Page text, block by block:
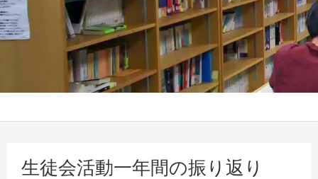
生徒会活動一年間の振り返り